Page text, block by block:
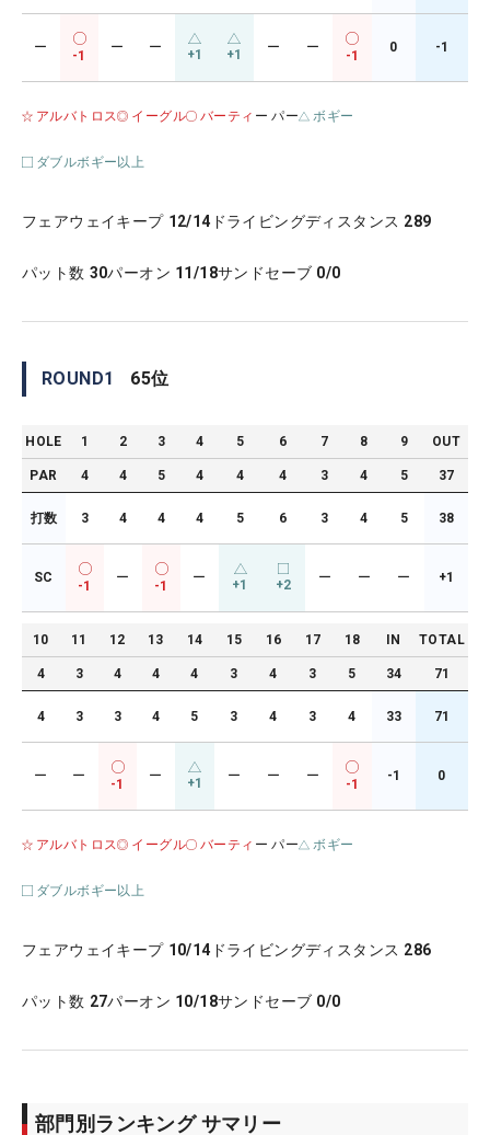
ー
-1
ー ー +1 +1 ー ー
-1
0 -1
アルバトロス イーグル バーティ ー パー ボギー
ダブルボギー以上
フェアウェイキープ 12/14 ドライビングディスタンス 289
パット数 30パーオン 11/18サンドセーブ 0/0
ROUND1 65位
HOLE 1 2 3 4 5 6 7 8 9 OUT
PAR 4 4 5 4 4 4 3 4 5 37
打数 3 4 4 4 5 6 3 4 5 38
SC
-1
ー
-1
ー +1 +2 ー ー ー +1
10 11 12 13 14 15 16 17 18 IN TOTAL
4 3 4 4 4 3 4 3 5 34 71
4 3 3 4 5 3 4 3 4 33 71
ー ー
-1
ー +1 ー ー ー
-1
-1 0
アルバトロス イーグル バーティ ー パー ボギー
ダブルボギー以上
フェアウェイキープ 10/14 ドライビングディスタンス 286
パット数 27パーオン 10/18サンドセーブ 0/0
部門別ランキング サマリー